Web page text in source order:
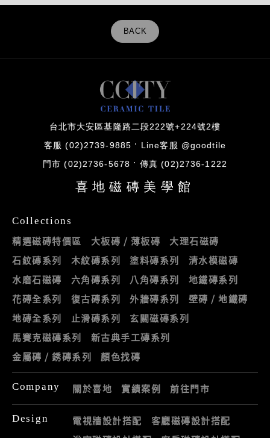
BACK
台北市大安區基隆路二段222號+224號2樓
客服 (02)2739-9885 Line客服 @goodtile
門市 (02)2736-5678 傳真 (02)2736-1222
喜地磁磚美學館
Collections
精選磁磚特價區 大板磚 / 薄板磚
大理石磁磚
石紋磚系列
木紋磚系列 塗料磚系列
清水模磁磚
水磨石磁磚
六角磚系列 八角磚系列
地鐵磚系列
花磚全系列
復古磚系列 外牆磚系列
壁磚 / 地鐵磚
地磚全系列
止滑磚系列
玄關磁磚系列
馬賽克磁磚系列
新古典手工磚系列
金屬磚 / 銹磚系列
顏色找磚
Company 關於喜地 實績案例 前往門市
Design 電視牆設計搭配
客廳磁磚設計搭配